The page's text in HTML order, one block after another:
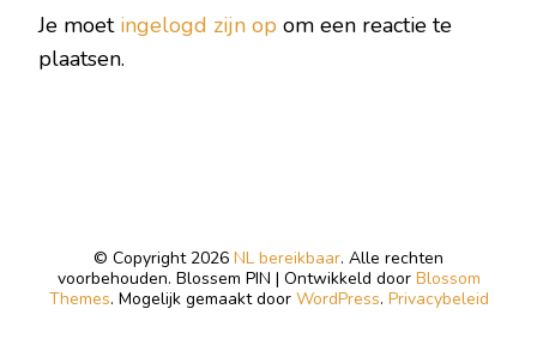
Je moet ingelogd zijn op om een reactie te
plaatsen.
© Copyright 2026 NL bereikbaar. Alle rechten
voorbehouden. Blossem PIN | Ontwikkeld door Blossom
Themes. Mogelijk gemaakt door WordPress. Privacybeleid